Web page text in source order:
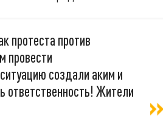
протеста против
провести
создали аким и
ответственность! Жители